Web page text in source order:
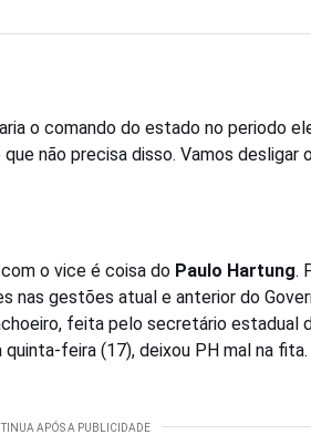
o comando do estado no periodo
não precisa disso. Vamos desligar
o vice é coisa do Paulo Hartung.
nas gestões atual e anterior do
feita pelo secretário estadual
quinta-feira (17), deixou PH mal na